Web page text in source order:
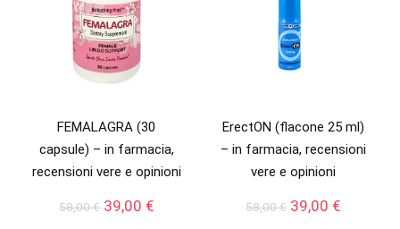
FEMALAGRA (30
capsule) – in farmacia,
recensioni vere e opinioni
58,00€ Il
39,00 €Il
ErectON (flacone 25 ml)
– in farmacia, recensioni
vere e opinioni
58,00€ Il
39,00 €Il